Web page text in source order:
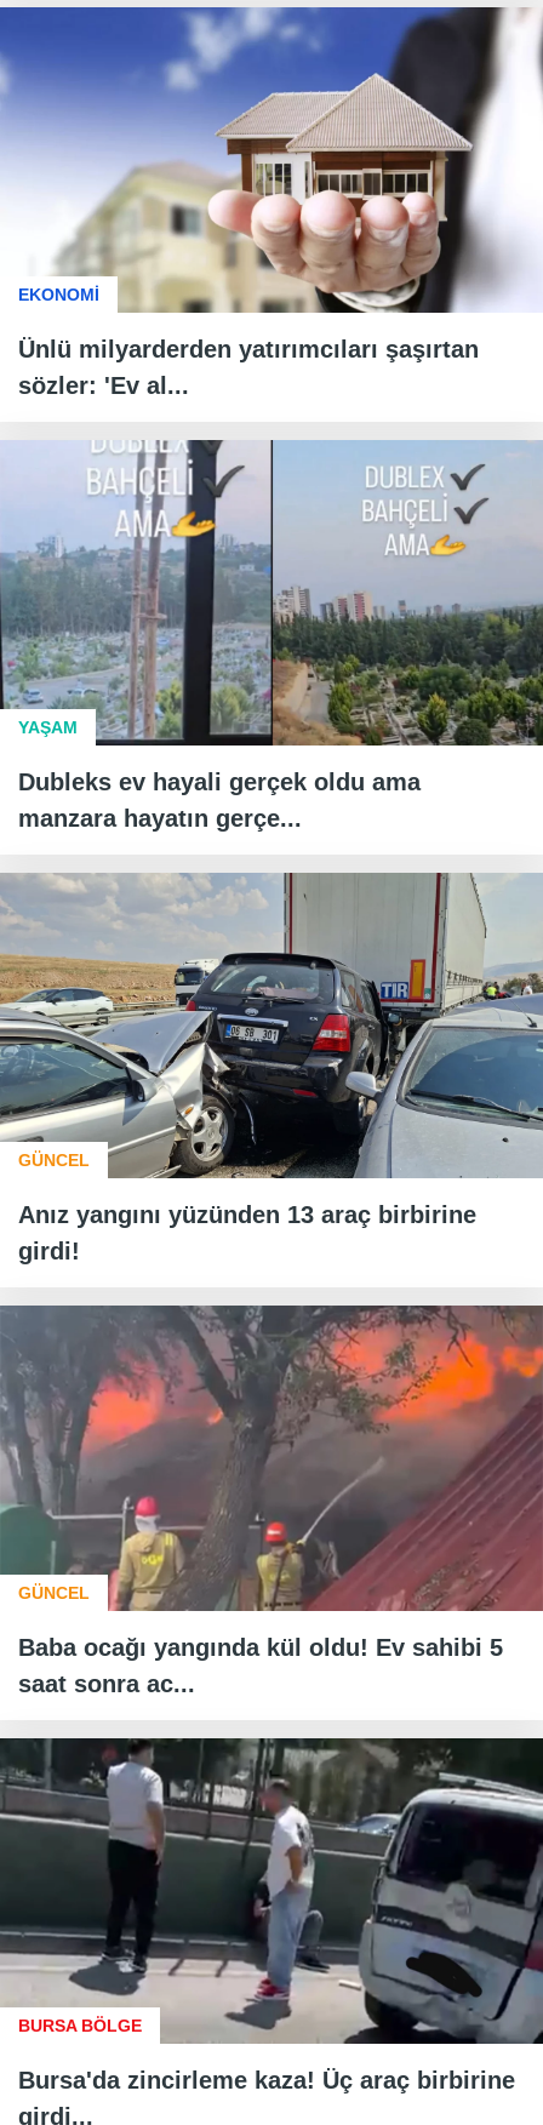
EKONOMİ
Ünlü milyarderden yatırımcıları şaşırtan
sözler: 'Ev al...
YAŞAM
Dubleks ev hayali gerçek oldu ama
manzara hayatın gerçe...
GÜNCEL
Anız yangını yüzünden 13 araç birbirine
girdi!
GÜNCEL
Baba ocağı yangında kül oldu! Ev sahibi 5
saat sonra ac...
BURSA BÖLGE
Bursa'da zincirleme kaza! Üç araç birbirine
girdi...